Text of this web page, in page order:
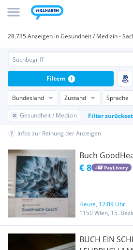
28.735 Anzeigen in Gesundheit / Medizin -
Bundesland Zustand Sprache
Gesundheit / Medizin Filter
Filtern 1
Infos zur Reihung der Anzeigen
Buch
€ 8 PayLivery
Heute, 12:09 Uhr
BUCH EIN